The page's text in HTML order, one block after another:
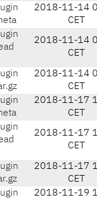
2018-11-14
CET
2018-11-14
CET
2018-11-14
CET
2018-11-17
CET
2018-11-17
CET
2018-11-17
CET
2018-11-19